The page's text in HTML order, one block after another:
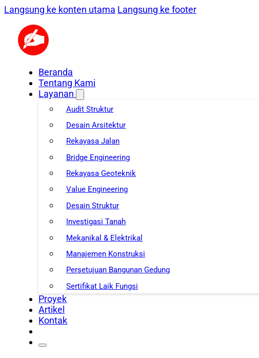
Langsung ke konten utama Langsung ke footer
Beranda
Tentang Kami
Layanan
Audit Struktur
Desain Arsitektur
Rekayasa Jalan
Bridge Engineering
Rekayasa Geoteknik
Value Engineering
Desain Struktur
Investigasi Tanah
Mekanikal & Elektrikal
Manajemen Konstruksi
Persetujuan Bangunan Gedung
Sertifikat Laik Fungsi
Proyek
Artikel
Kontak